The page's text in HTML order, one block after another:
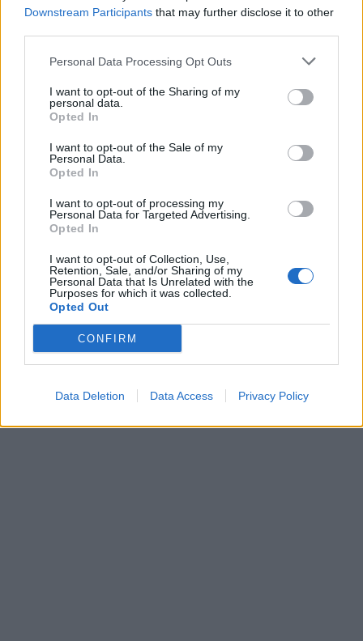
Downstream Participants that may further disclose it to other
Personal Data Processing Opt Outs
I want to opt-out of the Sharing of my
personal data.
Opted In
I want to opt-out of the Sale of my
Personal Data.
Opted In
I want to opt-out of processing my
Personal Data for Targeted Advertising.
Opted In
I want to opt-out of Collection, Use,
Retention, Sale, and/or Sharing of my
Personal Data that Is Unrelated with the
Purposes for which it was collected.
Opted Out
CONFIRM
Data Deletion Data Access Privacy Policy